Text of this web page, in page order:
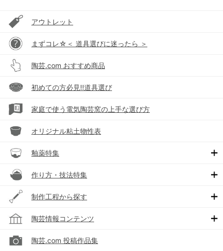
アウトレット
まずコレ☆＜ 道具選びに迷ったら ＞
陶芸.com おすすめ商品
初めての方必見!!道具選び
家庭で使う電気陶芸窯の上手な選び方
オリジナル粘土物性表
釉薬特集
作り方・技法特集
制作工程から探す
陶芸情報コンテンツ
陶芸.com 投稿作品集